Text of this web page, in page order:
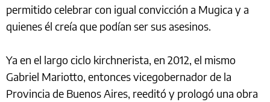
permitido celebrar con igual convicción a Mugica y a
quienes él creía que podían ser sus asesinos.
Ya en el largo ciclo kirchnerista, en 2012, el mismo
Gabriel Mariotto, entonces vicegobernador de la
Provincia de Buenos Aires, reeditó y prologó una obra